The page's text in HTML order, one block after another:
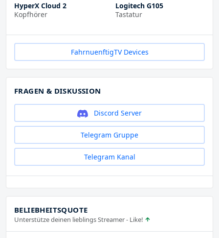
HyperX Cloud 2
Kopfhörer
Logitech G105
Tastatur
FahrnuenftigTV Devices
FRAGEN & DISKUSSION
Discord Server
Telegram Gruppe
Telegram Kanal
BELIEBHEITSQUOTE
Unterstütze deinen lieblings Streamer - Like!